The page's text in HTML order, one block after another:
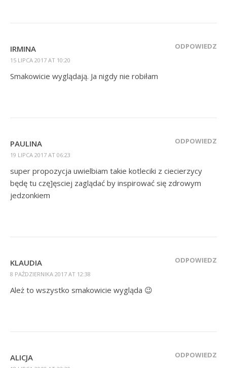
IRMINA
15 LIPCA 2017 AT 10:20
ODPOWIEDZ
Smakowicie wyglądają. Ja nigdy nie robiłam
PAULINA
19 LIPCA 2017 AT 06:23
ODPOWIEDZ
super propozycja uwielbiam takie kotleciki z ciecierzycy
będę tu czę]ęsciej zaglądać by inspirować się zdrowym
jedzonkiem
KLAUDIA
8 PAŹDZIERNIKA 2017 AT 12:38
ODPOWIEDZ
Ależ to wszystko smakowicie wygląda 😉
ALICJA ODPOWIEDZ